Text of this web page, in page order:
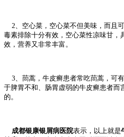
2、空心菜，空心菜不但美味，而且
毒素排除十分有效，空心菜性凉味甘，
效，营养又非常丰富。
3、茼蒿，牛皮癣患者常吃茼蒿，可
于脾胃不和、肠胃虚弱的牛皮癣患者而
的。
成都银康银屑病医院表示，以上就是